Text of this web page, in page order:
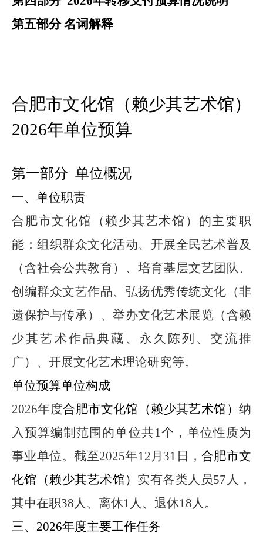
第五部分 名词解释
合肥市文化馆（赖少其艺术馆）
2026年单位预算
第一部分 单位概况
一、单位职责
合肥市文化馆（赖少其艺术馆）的主要职
能 ： 组织群众文化活动、开展全民艺术普及
（含社会公共教育）、培育基层文艺团队、
创编群众文艺作品、弘扬优秀传统文化（非
遗保护与传承）、举办文化艺术展览（含赖
少其艺术作品典藏、永久陈列、交流推
广）、开展文化艺术理论研究等。
单位预算单位构成
2026年度合肥市文化馆（赖少其艺术馆）纳
入预算编制范围的单位共1 个，单位性质为
事业单位。截至2025年12 月 31 日，合肥市文
化馆（赖少其艺术馆） 实有各类人 员57 人，
其中在职38 人 、离休1 人、退休18 人。
三、 2026年度主要工作任务